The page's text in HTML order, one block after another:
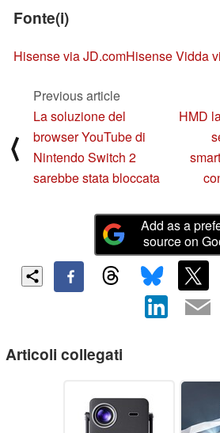
Fonte(i)
Hisense via JD.comHisense Vidda
⟨
Previous article
La soluzione del
browser YouTube di
Nintendo Switch 2
sarebbe stata bloccata
HMD
Add as a
source on
Articoli collegati